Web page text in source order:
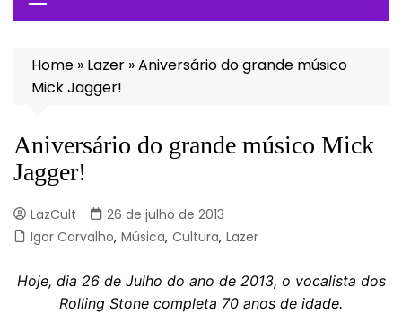
Home » Lazer »Aniversário do grande músico
Mick Jagger!
Aniversário do grande músico Mick
Jagger!
LazCult
26 de julho de 2013
Igor Carvalho, Música, Cultura, Lazer
Hoje, dia 26 de Julho do ano de 2013, o vocalista dos
Rolling Stone completa 70 anos de idade.